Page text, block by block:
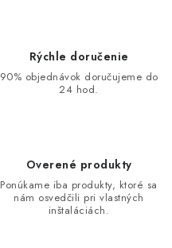
Rýchle doručenie
90% objednávok doručujeme do
24 hod.
Overené produkty
Ponúkame iba produkty, ktoré sa
nám osvedčili pri vlastných
inštaláciách.